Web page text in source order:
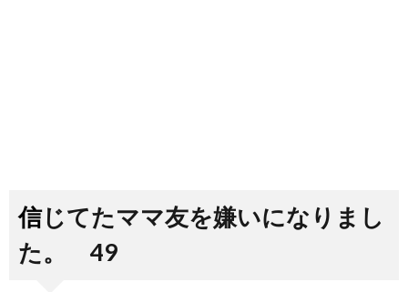
信じてたママ友を嫌いになりまし
た。 49